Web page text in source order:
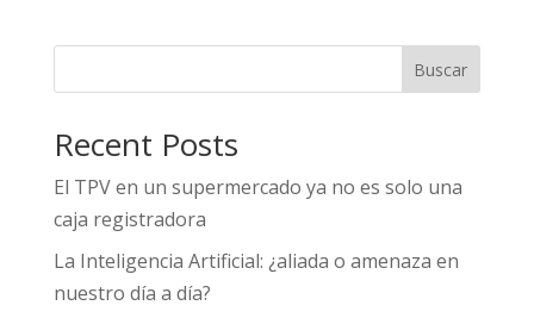
Buscar
Recent Posts
El TPV en un supermercado ya no es solo una
caja registradora
La Inteligencia Artificial: ¿aliada o amenaza en
nuestro día a día?